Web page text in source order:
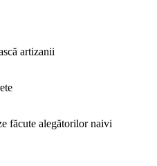
artizanii
făcute alegătorilor naivi